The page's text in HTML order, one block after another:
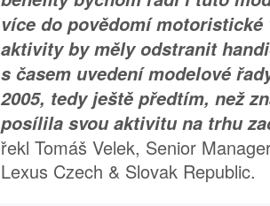
více do povědomí motoristické
aktivity by měly odstranit
s časem uvedení modelové
2005, tedy ještě předtím, než
posílila svou aktivitu na trhu
řekl Tomáš Velek, Senior
Lexus Czech & Slovak Republic.